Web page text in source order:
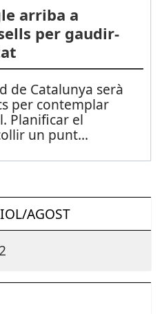
arriba a
per gaudir-
de Catalunya serà
per contemplar
Planificar el
un punt...
AGOST